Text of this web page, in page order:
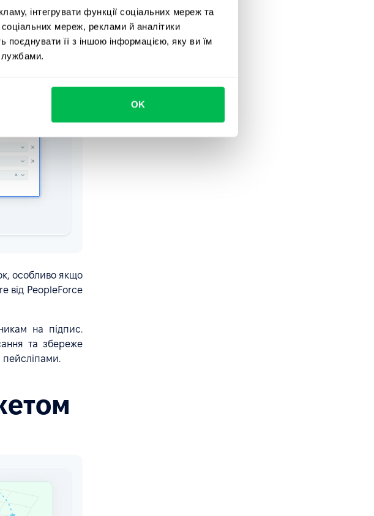
інтегрувати функції соціальних мереж та
мереж, реклами й аналітики
її з іншою інформацією, яку ви їм
OK
особливо якщо
від PeopleForce
на підпис.
та збереже
пейсліпами.